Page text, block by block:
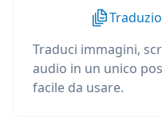
Traduci immagini,
audio in un unico
facile da usare.